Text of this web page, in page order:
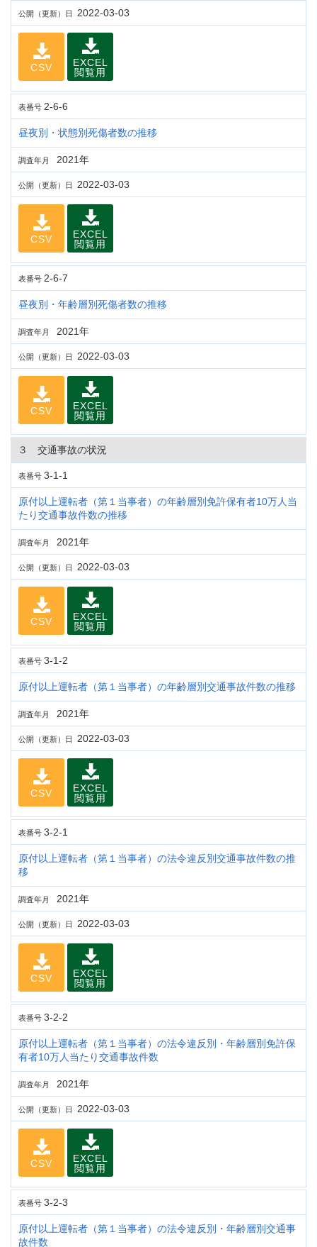
公開（更新）日 2022-03-03
CSV
EXCEL
閲覧用
表番号 2-6-6
昼夜別・状態別死傷者数の推移
調査年月 2021年
公開（更新）日 2022-03-03
CSV
EXCEL
閲覧用
表番号 2-6-7
昼夜別・年齢層別死傷者数の推移
調査年月 2021年
公開（更新）日 2022-03-03
CSV
EXCEL
閲覧用
３ 交通事故の状況
表番号 3-1-1
原付以上運転者（第１当事者）の年齢層別免許保有者10万人当
たり交通事故件数の推移
調査年月 2021年
公開（更新）日 2022-03-03
CSV
EXCEL
閲覧用
表番号 3-1-2
原付以上運転者（第１当事者）の年齢層別交通事故件数の推移
調査年月 2021年
公開（更新）日 2022-03-03
CSV
EXCEL
閲覧用
表番号 3-2-1
原付以上運転者（第１当事者）の法令違反別交通事故件数の推
移
調査年月 2021年
公開（更新）日 2022-03-03
CSV
EXCEL
閲覧用
表番号 3-2-2
原付以上運転者（第１当事者）の法令違反別・年齢層別免許保
有者10万人当たり交通事故件数
調査年月 2021年
公開（更新）日 2022-03-03
CSV
EXCEL
閲覧用
表番号 3-2-3
原付以上運転者（第１当事者）の法令違反別・年齢層別交通事
故件数